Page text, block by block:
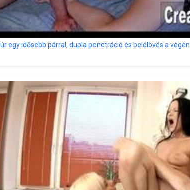
egy idősebb párral, dupla penetráció és belélövés a végén